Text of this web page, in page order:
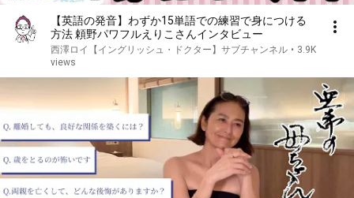
【英語の発音】わずか15単語での練習で身につける
方法 頼野パワフルえりこさんインタビュー
西澤ロイ【イングリッシュ・ドクター】サブチャンネル • 3.9K
views